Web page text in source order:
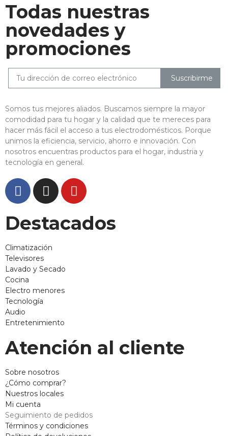
Todas nuestras
novedades y
promociones
Suscribirme
Somos tus mejores aliados. Buscamos siempre la mayor
comodidad para tu hogar y la calidad que te mereces para
hacer más fácil el acceso a tus electrodomésticos. Porque
unimos la eficiencia, servicio, ahorro e innovación. Con
nosotros encuentras productos para el hogar, industria y
tecnología en general.
Destacados
Climatización
Televisores
Lavado y Secado
Cocina
Electro menores
Tecnología
Audio
Entretenimiento
Atención al cliente
Sobre nosotros
¿Cómo comprar?
Nuestros locales
Mi cuenta
Seguimiento de pedidos
Términos y condiciones